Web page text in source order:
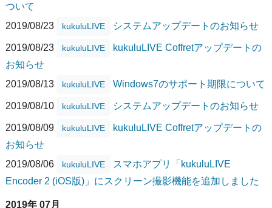
ついて
2019/08/23
kukuluLIVE システムアップデートのお知らせ
2019/08/23 kukuluLIVE
kukuluLIVE Coffretアップデートの
お知らせ
2019/08/13
kukuluLIVE Windows7のサポート期限について
2019/08/10 kukuluLIVE システムアップデートのお知らせ
2019/08/09 kukuluLIVE
kukuluLIVE Coffretアップデートの
お知らせ
2019/08/06
kukuluLIVE
スマホアプリ「kukuluLIVE
Encoder 2 (iOS版)」にスクリーン撮影機能を追加しました
2019年 07月